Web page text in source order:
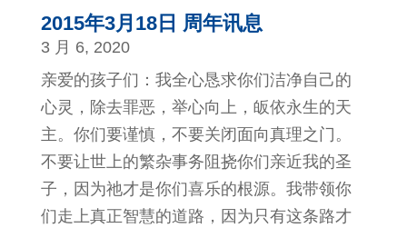
2015年3月18日 周年讯息
3 月 6, 2020
亲爱的孩子们：我全心恳求你们洁净自己的
心灵，除去罪恶，举心向上，皈依永生的天
主。你们要谨慎，不要关闭面向真理之门。
不要让世上的繁杂事务阻挠你们亲近我的圣
子，因为祂才是你们喜乐的根源。我带领你
们走上真正智慧的道路，因为只有这条路才